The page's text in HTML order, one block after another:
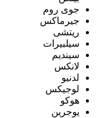
جوى روم
جيرماكس
ريتشى
سيلبيرات
سينديم
لانكس
لدنيو
لوجيكس
هوكو
يوجرين